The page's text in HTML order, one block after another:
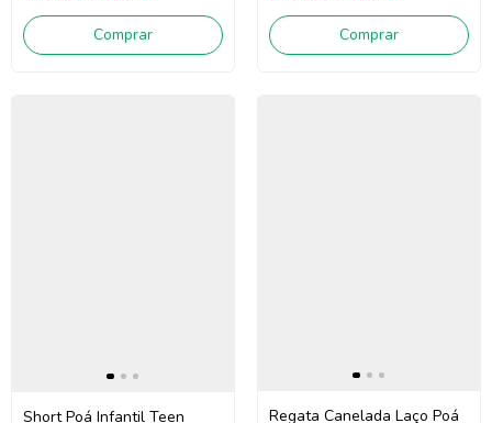
Comprar Comprar
Short Poá Infantil Teen Regata Canelada Laço Poá